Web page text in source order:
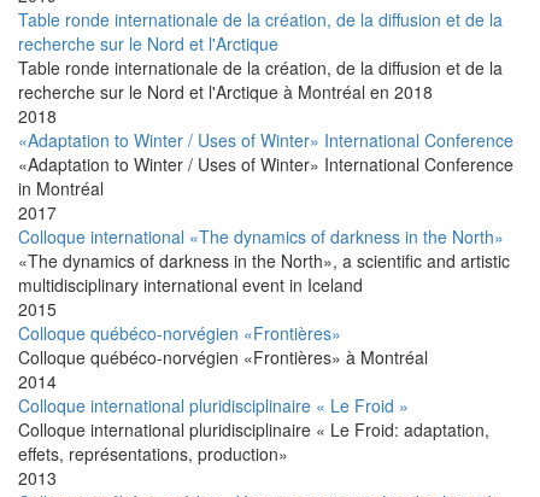
Table ronde internationale de la création, de la diffusion et de la
recherche sur le Nord et l'Arctique
Table ronde internationale de la création, de la diffusion et de la
recherche sur le Nord et l'Arctique à Montréal en 2018
2018
«Adaptation to Winter / Uses of Winter» International Conference
«Adaptation to Winter / Uses of Winter» International Conference
in Montréal
2017
Colloque international «The dynamics of darkness in the North»
«The dynamics of darkness in the North», a scientific and artistic
multidisciplinary international event in Iceland
2015
Colloque québéco-norvégien «Frontières»
Colloque québéco-norvégien «Frontières» à Montréal
2014
Colloque international pluridisciplinaire « Le Froid »
Colloque international pluridisciplinaire « Le Froid: adaptation,
effets, représentations, production»
2013